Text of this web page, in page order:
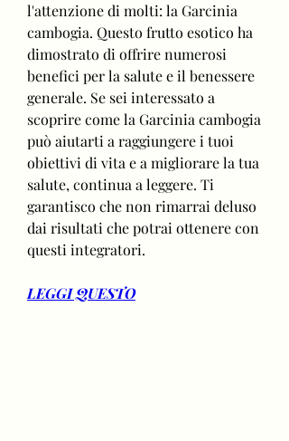
l'attenzione di molti: la Garcinia
cambogia. Questo frutto esotico ha
dimostrato di offrire numerosi
benefici per la salute e il benessere
generale. Se sei interessato a
scoprire come la Garcinia cambogia
può aiutarti a raggiungere i tuoi
obiettivi di vita e a migliorare la tua
salute, continua a leggere. Ti
garantisco che non rimarrai deluso
dai risultati che potrai ottenere con
questi integratori.
LEGGI QUESTO